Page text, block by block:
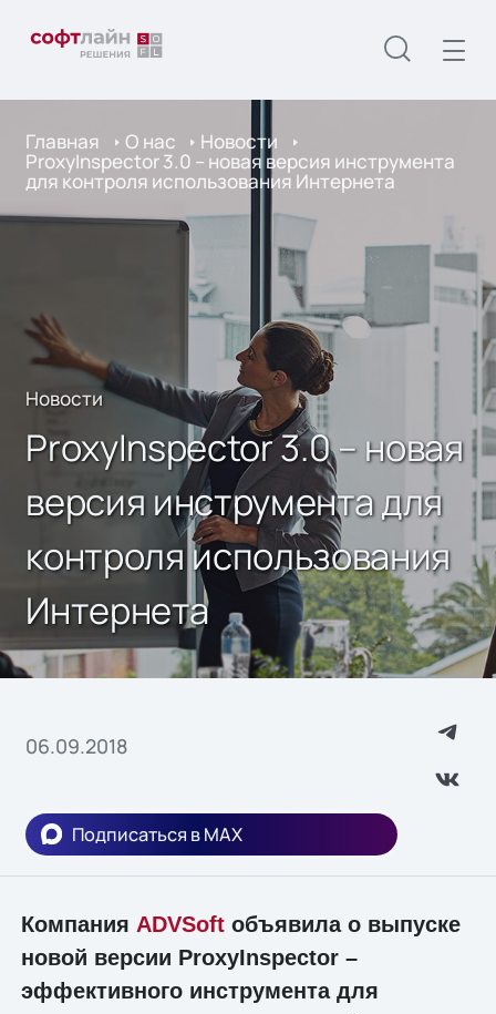
Главная О нас Новости
ProxyInspector 3.0 – новая версия инструмента
для контроля использования Интернета
Новости
ProxyInspector 3.0 – новая
версия инструмента для
контроля использования
Интернета
06.09.2018
Подписаться в MAX
Компания ADVSoftобъявила о выпуске
новой версии ProxyInspector –
эффективного инструмента для